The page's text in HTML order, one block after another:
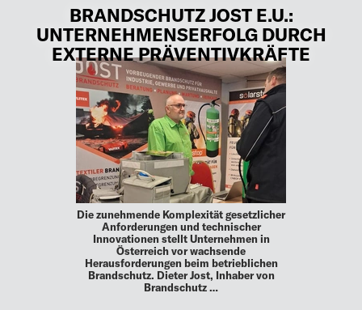
BRANDSCHUTZ JOST E.U.:
UNTERNEHMENSERFOLG DURCH
EXTERNE PRÄVENTIVKRÄFTE
Die zunehmende Komplexität gesetzlicher
Anforderungen und technischer
Innovationen stellt Unternehmen in
Österreich vor wachsende
Herausforderungen beim betrieblichen
Brandschutz. Dieter Jost, Inhaber von
Brandschutz …